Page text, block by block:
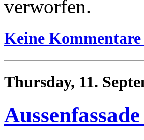
verworfen.
Keine Kommentare
Thursday, 11.